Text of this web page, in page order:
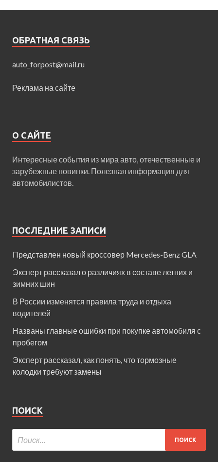
ОБРАТНАЯ СВЯЗЬ
auto_forpost@mail.ru
Реклама на сайте
О САЙТЕ
Интересные события из мира авто, отечественные и
зарубежные новинки. Полезная информация для
автомобилистов.
ПОСЛЕДНИЕ ЗАПИСИ
Представлен новый кроссовер Mercedes-Benz GLA
Эксперт рассказал о различиях в составе летних и
зимних шин
В России изменятся правила труда и отдыха
водителей
Названы главные ошибки при покупке автомобиля с
пробегом
Эксперт рассказал, как понять, что тормозные
колодки требуют замены
ПОИСК